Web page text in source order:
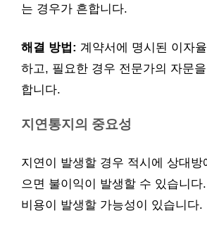
는 경우가 흔합니다.
해결 방법: 계약서에 명시된 이자
하고, 필요한 경우 전문가의 자문
합니다.
지연통지의 중요성
지연이 발생할 경우 적시에 상대
으면 불이익이 발생할 수 있습니
비용이 발생할 가능성이 있습니다.